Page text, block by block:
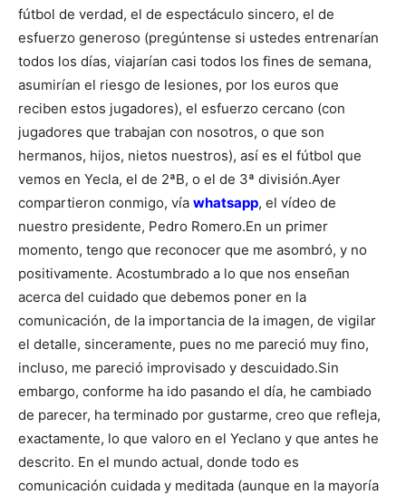
fútbol de verdad, el de espectáculo sincero, el de
esfuerzo generoso (pregúntense si ustedes entrenarían
todos los días, viajarían casi todos los fines de semana,
asumirían el riesgo de lesiones, por los euros que
reciben estos jugadores), el esfuerzo cercano (con
jugadores que trabajan con nosotros, o que son
hermanos, hijos, nietos nuestros), así es el fútbol que
vemos en Yecla, el de 2ªB, o el de 3ª división.Ayer
compartieron conmigo, vía whatsapp, el vídeo de
nuestro presidente, Pedro Romero.En un primer
momento, tengo que reconocer que me asombró, y no
positivamente. Acostumbrado a lo que nos enseñan
acerca del cuidado que debemos poner en la
comunicación, de la importancia de la imagen, de vigilar
el detalle, sinceramente, pues no me pareció muy fino,
incluso, me pareció improvisado y descuidado.Sin
embargo, conforme ha ido pasando el día, he cambiado
de parecer, ha terminado por gustarme, creo que refleja,
exactamente, lo que valoro en el Yeclano y que antes he
descrito. En el mundo actual, donde todo es
comunicación cuidada y meditada (aunque en la mayoría